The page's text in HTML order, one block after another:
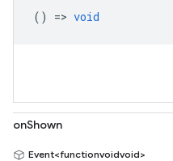
() => void
onShown
Event<functionvoidvoid>